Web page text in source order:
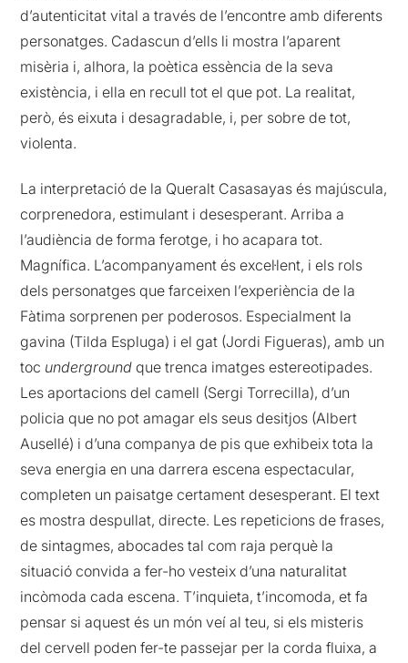
d’autenticitat vital a través de l’encontre amb diferents
personatges. Cadascun d’ells li mostra l’aparent
misèria i, alhora, la poètica essència de la seva
existència, i ella en recull tot el que pot. La realitat,
però, és eixuta i desagradable, i, per sobre de tot,
violenta.
La interpretació de la Queralt Casasayas és majúscula,
corprenedora, estimulant i desesperant. Arriba a
l’audiència de forma ferotge, i ho acapara tot.
Magnífica. L’acompanyament és excel·lent, i els rols
dels personatges que farceixen l’experiència de la
Fàtima sorprenen per poderosos. Especialment la
gavina (Tilda Espluga) i el gat (Jordi Figueras), amb un
toc underground que trenca imatges estereotipades.
Les aportacions del camell (Sergi Torrecilla), d’un
policia que no pot amagar els seus desitjos (Albert
Ausellé) i d’una companya de pis que exhibeix tota la
seva energia en una darrera escena espectacular,
completen un paisatge certament desesperant. El text
es mostra despullat, directe. Les repeticions de frases,
de sintagmes, abocades tal com raja perquè la
situació convida a fer-ho vesteix d’una naturalitat
incòmoda cada escena. T’inquieta, t’incomoda, et fa
pensar si aquest és un món veí al teu, si els misteris
del cervell poden fer-te passejar per la corda fluixa, a